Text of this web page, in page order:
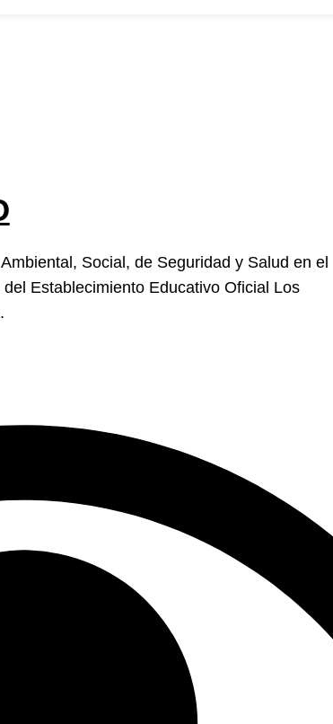
Social, de Seguridad y Salud en el
Establecimiento Educativo Oficial Los